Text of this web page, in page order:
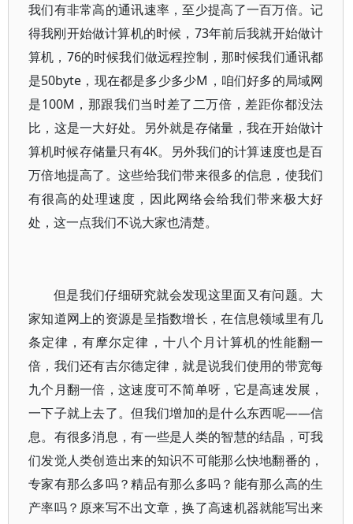
我们有非常高的通讯速率，至少提高了一百万倍。记
得我刚开始做计算机的时候，73年前后我就开始做计
算机，76的时候我们做远程控制，那时候我们通讯都
是50byte，现在都是多少多少M，咱们好多的局域网
是100M，那跟我们当时差了二万倍，差距你都没法
比，这是一大好处。另外就是存储量，我在开始做计
算机时候存储量只有4K。另外我们的计算速度也是百
万倍地提高了。这些给我们带来很多的信息，使我们
有很高的处理速度，因此网络会给我们带来极大好
处，这一点我们不说大家也清楚。
但是我们仔细研究就会发现这里面又有问题。大
家知道网上的资源是呈指数增长，在信息领域里有几
条定律，有摩尔定律，十八个月计算机的性能翻一
倍，我们还有吉尔德定律，就是说我们使用的带宽每
九个月翻一倍，这速度可不简单呀，它是高速发展，
一下子就上去了。但我们增加的是什么东西呢――信
息。有很多消息，有一些是人类的智慧的结晶，可我
们发觉人类创造出来的知识不可能那么快地翻番的，
专家有那么多吗？精品有那么多吗？能有那么高的生
产率吗？原来写不出文章，换了高速机器就能写出来